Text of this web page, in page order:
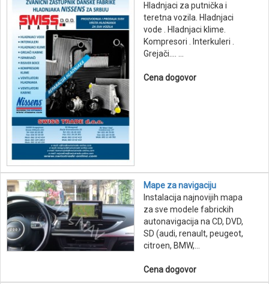
Hladnjaci za putnička i
teretna vozila. Hladnjaci
vode . Hladnjaci klime.
Kompresori . Interkuleri .
Grejači.... ...
Cena dogovor
Mape za navigaciju
Instalacija najnovijih mapa
za sve modele fabrickih
autonavigacija na CD, DVD,
SD (audi, renault, peugeot,
citroen, BMW,...
Cena dogovor